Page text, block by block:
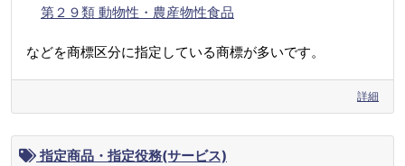
第２９類 動物性・農産物性食品
などを商標区分に指定している商標が多いです。
詳細
指定商品・指定役務(サービス)